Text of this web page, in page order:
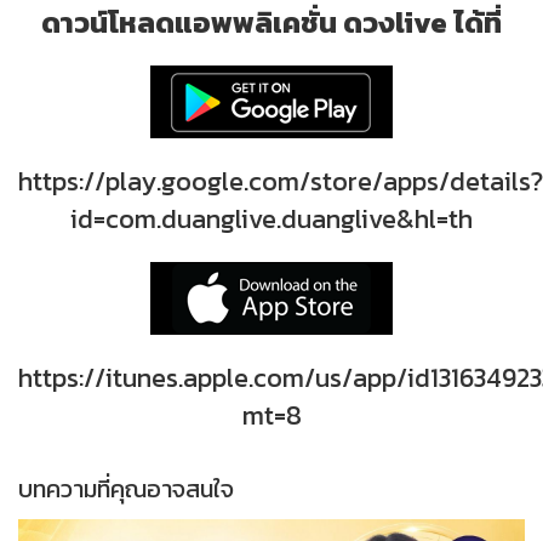
ดาวน์โหลดแอพพลิเคชั่น ดวงlive ได้ที่
https://play.google.com/store/apps/details?
id=com.duanglive.duanglive&hl=th
https://itunes.apple.com/us/app/
mt=8
บทความที่คุณอาจสนใจ